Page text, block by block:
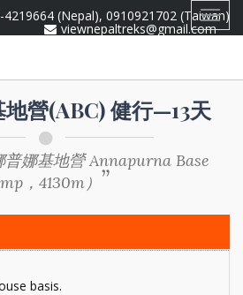
4219664 (Nepal), 0910921702 (Taiwan)
viewnepaltreks@gmail.com
營(ABC) 健行—13天
普娜基地營 Annapurna Base
，4130m）
basis.